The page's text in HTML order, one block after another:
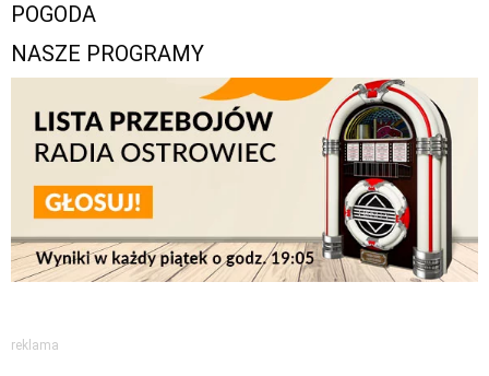
POGODA
NASZE PROGRAMY
reklama